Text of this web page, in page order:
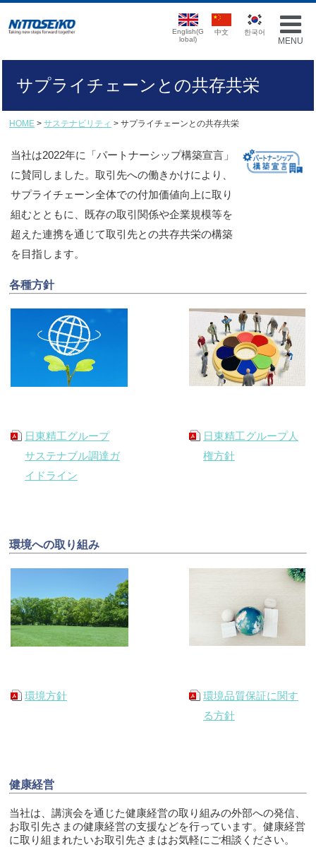
MENU
English(G
lobal)
中文 한국어
サプライチェーンとの共存共栄
HOME > サステナビリティ > サプライチェーンとの共存共栄
当社は2022年に「パートナーシップ構築宣言」
に賛同しました。取引先への働きかけにより、
サプライチェーン全体での付加価値向上に取り
組むとともに、既存の取引関係や企業規模等を
超えた連携を通じて取引先との共存共栄の構築
を目指します。
各種方針
日東精工グループ
サステナブル調達ガ
イドライン
日東精工グループ人
権方針
環境への取り組み
環境方針
環境品質保証に関す
る方針
健康経営
当社は、講演会を通じた健康経営の取り組みの外部への発信、
お取引先さまの健康経営の支援などを行っています。健康経営
に取り組まれたいお取引先さまはお気軽にご相談ください。